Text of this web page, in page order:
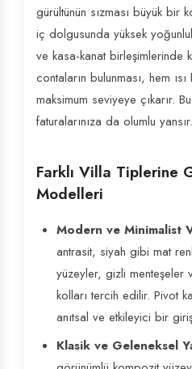
gürültünün sızması büyük bir
iç dolgusunda yüksek
ve kasa-kanat birleşimlerinde
contaların bulunması, hem ısı
maksimum seviyeye çıkarır.
faturalarınıza da olumlu yansır.
Farklı Villa Tiplerine
Modelleri
Modern ve Minimalist
antrasit, siyah gibi mat
yüzeyler, gizli menteşeler
kolları tercih edilir. Pivot
anıtsal ve etkileyici bir
Klasik ve Geleneksel